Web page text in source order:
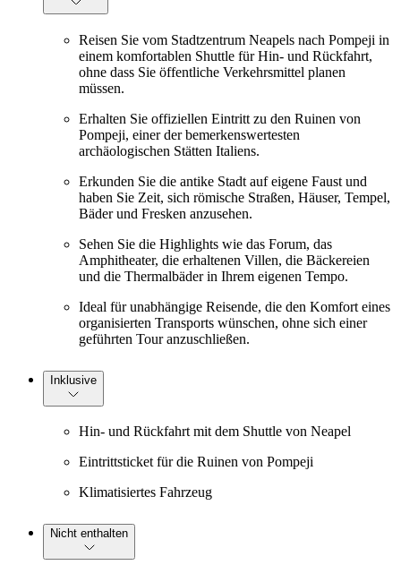
Reisen Sie vom Stadtzentrum Neapels nach Pompeji in
einem komfortablen Shuttle für Hin- und Rückfahrt,
ohne dass Sie öffentliche Verkehrsmittel planen
müssen.
Erhalten Sie offiziellen Eintritt zu den Ruinen von
Pompeji, einer der bemerkenswertesten
archäologischen Stätten Italiens.
Erkunden Sie die antike Stadt auf eigene Faust und
haben Sie Zeit, sich römische Straßen, Häuser, Tempel,
Bäder und Fresken anzusehen.
Sehen Sie die Highlights wie das Forum, das
Amphitheater, die erhaltenen Villen, die Bäckereien
und die Thermalbäder in Ihrem eigenen Tempo.
Ideal für unabhängige Reisende, die den Komfort eines
organisierten Transports wünschen, ohne sich einer
geführten Tour anzuschließen.
Inklusive
Hin- und Rückfahrt mit dem Shuttle von Neapel
Eintrittsticket für die Ruinen von Pompeji
Klimatisiertes Fahrzeug
Nicht enthalten